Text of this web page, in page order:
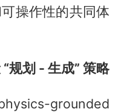
操作性的共同体
规划 - 生成” 策略
grounded